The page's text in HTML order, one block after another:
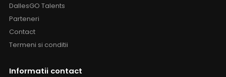
DallesGO Talents
Parteneri
Contact
Termeni si conditii
Informatii contact